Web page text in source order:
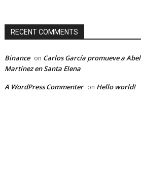
RECENT COMMENTS
Binance on Carlos García promueve a Abel
Martínez en Santa Elena
A WordPress Commenter on Hello world!